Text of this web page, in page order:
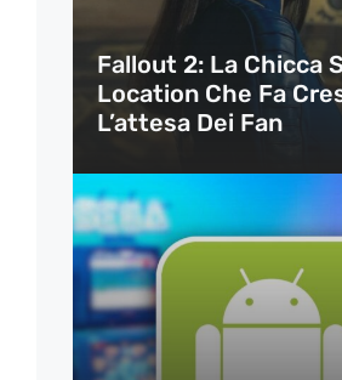
Fallout 2: La Chicca
Location Che Fa
L’attesa Dei Fan